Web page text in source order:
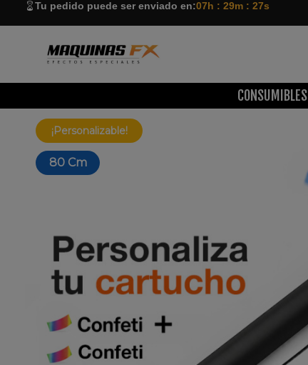
Tu pedido puede ser enviado en:07h : 29m : 26s
CONSUMIBLES
80 Cm
¡Personalizable!